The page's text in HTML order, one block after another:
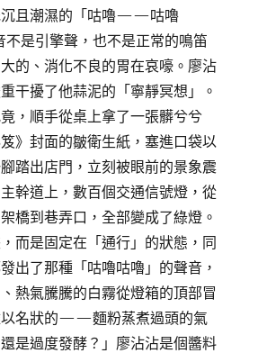
沉且潮濕的「咕嚕——咕嚕
是引擎聲，也不是正常的鳴笛
的、消化不良的胃在哀嚎。廖沾
干擾了他蒜泥的「寧靜冥想」。
，順手從桌上拿了一張髒兮兮
》封面的皺衛生紙，塞進口袋以
踏出店門，立刻被眼前的景象震
幹道上，數百個交通信號燈，從
橋到巷弄口，全部變成了綠燈。
而是固定在「通行」的狀態，同
出了那種「咕嚕咕嚕」的聲音，
熱氣騰騰的白霧從燈箱的頂部冒
以名狀的——麵粉蒸煮過頭的氣
是過度發酵？」廖沾沾是個醬料